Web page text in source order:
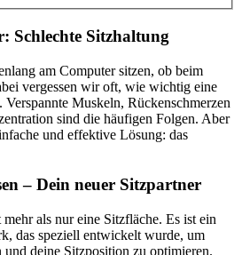
Schlechte Sitzhaltung
am Computer sitzen, ob beim
vergessen wir oft, wie wichtig eine
Muskeln, Rückenschmerzen
sind die häufigen Folgen. Aber
und effektive Lösung: das
– Dein neuer Sitzpartner
mehr als nur eine Sitzfläche. Es ist ein
das speziell entwickelt wurde, um
und deine Sitzposition zu optimieren.